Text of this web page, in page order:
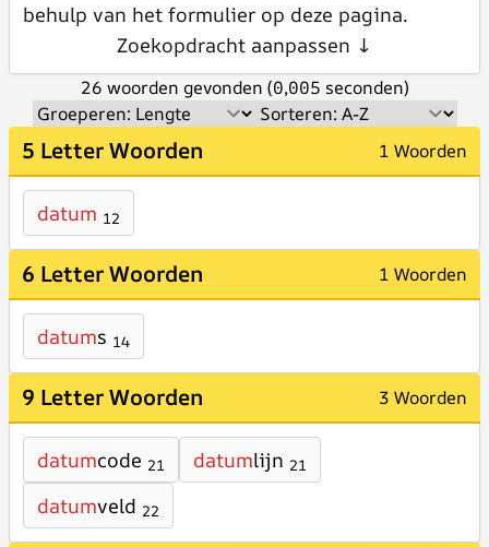
behulp van het formulier op deze pagina.
Zoekopdracht aanpassen ↓
26 woorden gevonden (0,005 seconden)
5 Letter Woorden 1 Woorden
datum 12
6 Letter Woorden 1 Woorden
datums 14
9 Letter Woorden 3 Woorden
datumcode 21 datumlijn 21
datumveld 22